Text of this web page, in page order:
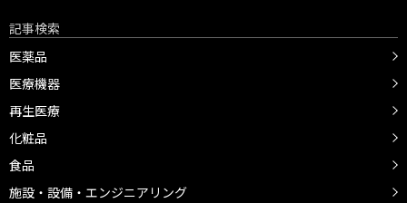
記事検索
医薬品
医療機器
再生医療
化粧品
食品
施設・設備・エンジニアリング